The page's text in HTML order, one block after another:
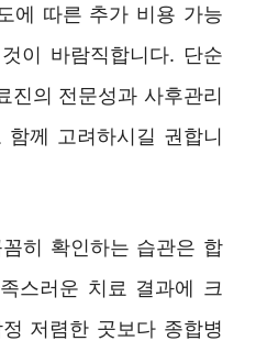
에 따른 추가 비용 가능
이 바람직합니다. 단순
진의 전문성과 사후관리
께 고려하시길 권합니
히 확인하는 습관은 합
스러운 치료 결과에 크
저렴한 곳보다 종합병